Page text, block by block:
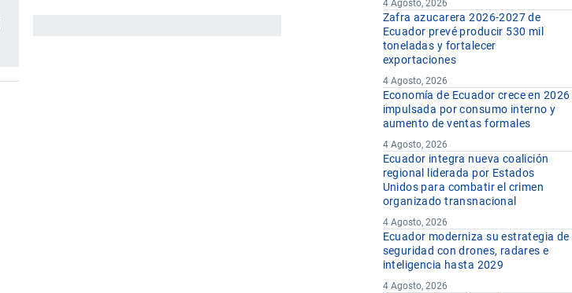
4 Agosto, 2026
Zafra azucarera 2026-2027 de
Ecuador prevé producir 530 mil
toneladas y fortalecer
exportaciones
4 Agosto, 2026
Economía de Ecuador crece en 2026
impulsada por consumo interno y
aumento de ventas formales
4 Agosto, 2026
Ecuador integra nueva coalición
regional liderada por Estados
Unidos para combatir el crimen
organizado transnacional
4 Agosto, 2026
Ecuador moderniza su estrategia de
seguridad con drones, radares e
inteligencia hasta 2029
4 Agosto, 2026